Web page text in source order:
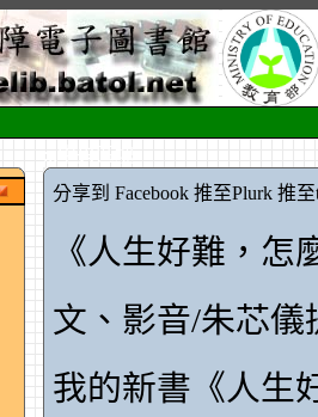
分享到 Facebook 推至Plurk 推
《人生好難，
文、影音/朱芯儀
我的新書《人生